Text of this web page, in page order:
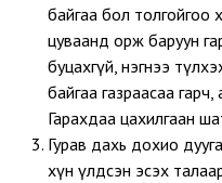
байгаа бол толгойгоо
цуваанд орж баруун
буцахгүй, нэгнээ
байгаа газраасаа
Гарахдаа цахилгаан
Гурав дахь дохио
хүн үлдсэн эсэх